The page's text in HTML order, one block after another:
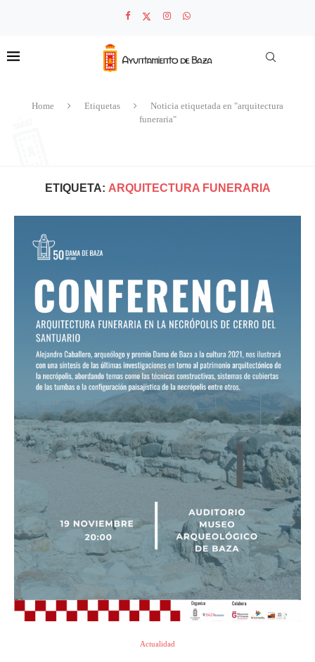
Home Etiquetas
Noticia etiquetada en "arquitectura
funeraria"
ETIQUETA: ARQUITECTURA FUNERARIA
Actualidad